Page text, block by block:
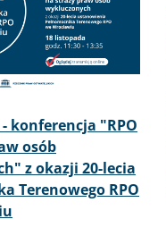
konferencja "RPO
osób
z okazji 20-lecia
Terenowego RPO